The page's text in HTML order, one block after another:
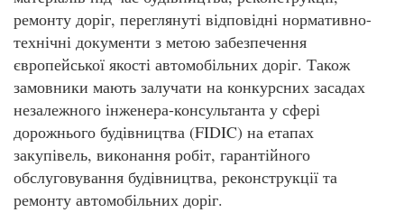
ремонту доріг, переглянуті відповідні нормативно-
технічні документи з метою забезпечення
європейської якості автомобільних доріг. Також
замовники мають залучати на конкурсних засадах
незалежного інженера-консультанта у сфері
дорожнього будівництва (FIDIC) на етапах
закупівель, виконання робіт, гарантійного
обслуговування будівництва, реконструкції та
ремонту автомобільних доріг.